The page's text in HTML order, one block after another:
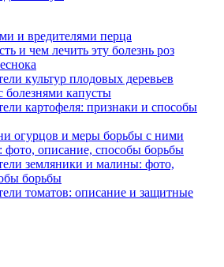
и вредителями перца
и чем лечить эту болезнь роз
культур плодовых деревьев
капусты
картофеля: признаки и способы
огурцов и меры борьбы с ними
фото, описание, способы борьбы
земляники и малины: фото,
борьбы
томатов: описание и защитные